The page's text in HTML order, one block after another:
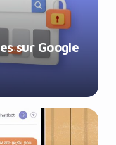
sur Google